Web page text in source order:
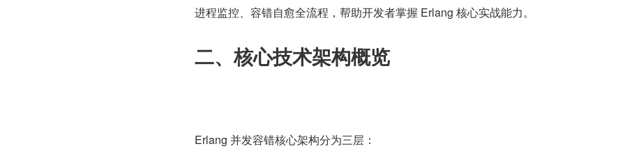
进程监控、容错自愈全流程，帮助开发者掌握 Erlang 核心实战能力。
二、核心技术架构概览
Erlang 并发容错核心架构分为三层：